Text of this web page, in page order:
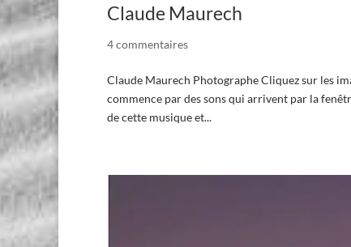
Claude Maurech
4 commentaires
Claude Maurech Photographe Cliquez sur les
commence par des sons qui arrivent par la
de cette musique et...